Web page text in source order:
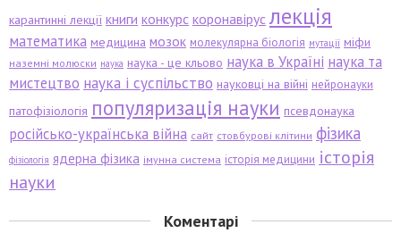
карантинні лекції книги конкурс коронавірус лекція
математика медицина мозок молекулярна біологія мутації міфи
наземні молюски наука наука - це кльово наука в Україні наука та
мистецтво наука і суспільство науковці на війні нейронауки
патофізіологія популяризація науки псевдонаука
російсько-українська війна сайт стовбурові клітини фізика
фізіологія ядерна фізика імунна система історія медицини історія
науки
Коментарі